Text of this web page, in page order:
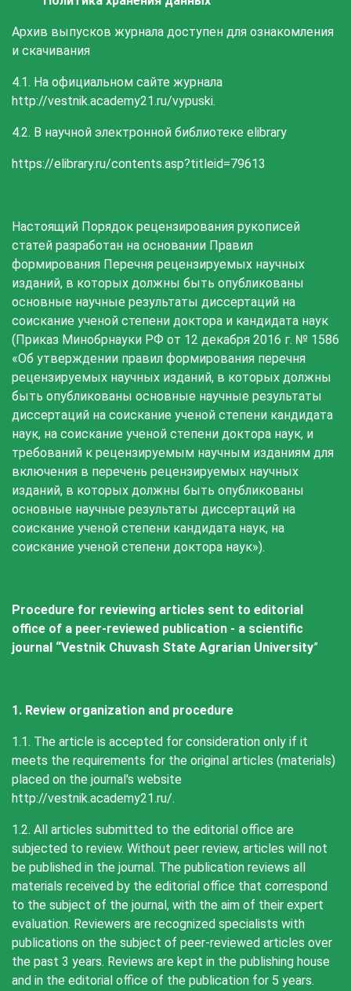
Архив выпусков журнала доступен для ознакомления
и скачивания
4.1. На официальном сайте журнала
http://vestnik.academy21.ru/vypuski.
4.2. В научной электронной библиотеке elibrary
https://elibrary.ru/contents.asp?titleid=79613
Настоящий Порядок рецензирования рукописей
статей разработан на основании Правил
формирования Перечня рецензируемых научных
изданий, в которых должны быть опубликованы
основные научные результаты диссертаций на
соискание ученой степени доктора и кандидата наук
(Приказ Минобрнауки РФ от 12 декабря 2016 г. № 1586
«Об утверждении правил формирования перечня
рецензируемых научных изданий, в которых должны
быть опубликованы основные научные результаты
диссертаций на соискание ученой степени кандидата
наук, на соискание ученой степени доктора наук, и
требований к рецензируемым научным изданиям для
включения в перечень рецензируемых научных
изданий, в которых должны быть опубликованы
основные научные результаты диссертаций на
соискание ученой степени кандидата наук, на
соискание ученой степени доктора наук»).
Procedure for reviewing articles sent to editorial
office of a peer-reviewed publication - a scientific
journal “Vestnik Chuvash State Agrarian University”
1. Review organization and procedure
1.1. The article is accepted for consideration only if it
meets the requirements for the original articles (materials)
placed on the journal's website
http://vestnik.academy21.ru/.
1.2. All articles submitted to the editorial office are
subjected to review. Without peer review, articles will not
be published in the journal. The publication reviews all
materials received by the editorial office that correspond
to the subject of the journal, with the aim of their expert
evaluation. Reviewers are recognized specialists with
publications on the subject of peer-reviewed articles over
the past 3 years. Reviews are kept in the publishing house
and in the editorial office of the publication for 5 years.